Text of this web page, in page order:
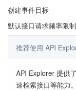
创建事件目标
默认接口请求频率限制
推荐使用 API
API Explorer 提供
速检索接口等能力